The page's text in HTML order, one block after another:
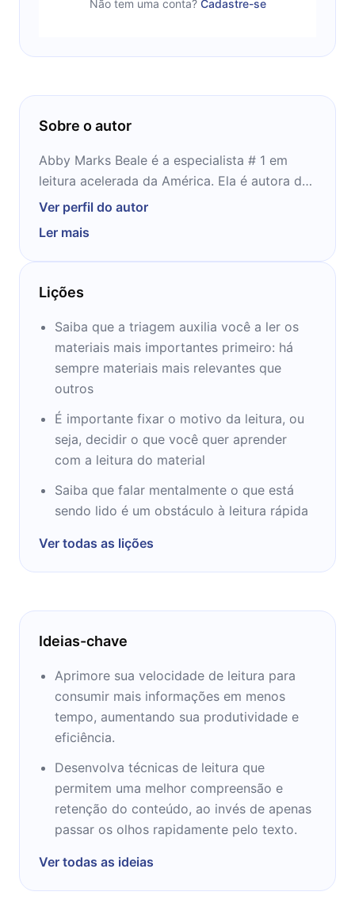
Não tem uma conta? Cadastre-se
Sobre o autor
Abby Marks Beale é a especialista # 1 em
leitura acelerada da América. Ela é autora de
10 Dias para leitura mais rápida e outros
artigos e postagens de blog para sites
educativos.
Abby é a criadora do curso on-line interativo
Rev It Up Reading; Este curso é baseado em
seus 25 anos de ensino de leitura acelerada
para milhares de pessoas.
Abby recebeu seu Bacharelado em
Artesanato da Universidade de Boston e seu
Mestrado em Educação de Adultos da
Southern State University. Ela também é um
homeopata clássica nacionalmente
certificada e é membro de longa data da
do CT Chapter da National Speaker's
Association.
Ver perfil do autor
Ler mais
Lições
Saiba que a triagem auxilia você a ler os
materiais mais importantes primeiro: há
sempre materiais mais relevantes que
outros
É importante fixar o motivo da leitura, ou
seja, decidir o que você quer aprender
com a leitura do material
Saiba que falar mentalmente o que está
sendo lido é um obstáculo à leitura rápida
Ver todas as lições
Ideias-chave
Aprimore sua velocidade de leitura para
consumir mais informações em menos
tempo, aumentando sua produtividade e
eficiência.
Desenvolva técnicas de leitura que
permitem uma melhor compreensão e
retenção do conteúdo, ao invés de apenas
passar os olhos rapidamente pelo texto.
Ver todas as ideias